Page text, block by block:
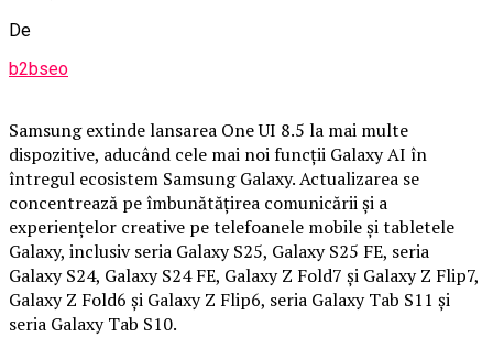
De
b2bseo
Samsung extinde lansarea One UI 8.5 la mai multe
dispozitive, aducând cele mai noi funcții Galaxy AI în
întregul ecosistem Samsung Galaxy. Actualizarea se
concentrează pe îmbunătățirea comunicării și a
experiențelor creative pe telefoanele mobile și tabletele
Galaxy, inclusiv seria Galaxy S25, Galaxy S25 FE, seria
Galaxy S24, Galaxy S24 FE, Galaxy Z Fold7 și Galaxy Z Flip7,
Galaxy Z Fold6 și Galaxy Z Flip6, seria Galaxy Tab S11 și
seria Galaxy Tab S10.